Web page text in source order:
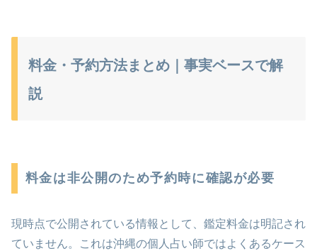
料金・予約方法まとめ｜事実ベースで解
説
料金は非公開のため予約時に確認が必要
現時点で公開されている情報として、鑑定料金は明記され
ていません。これは沖縄の個人占い師ではよくあるケース